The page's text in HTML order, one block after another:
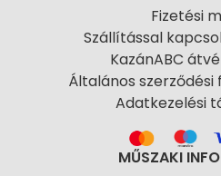
Fizetési
Szállítással
KazánABC
Általános szerződési
Adatkezelési
MŰSZAKI